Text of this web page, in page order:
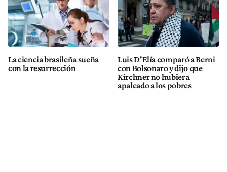
La ciencia brasileña sueña
con la resurrección
Luis D'Elía comparó a Berni
con Bolsonaro y dijo que
Kirchner no hubiera
apaleado a los pobres